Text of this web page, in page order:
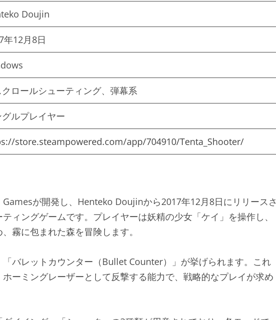
Doujin
年12月8日
ロールシューティング、弾幕系
グルプレイヤー
store.steampowered.com/app/704910/Tenta_Shooter/
Gamesが開発し、Henteko Doujinから2017年12月8日にリリースさ
ィングゲームです。プレイヤーは妖精の少女「ケイ」を操作し、
霧に包まれた森を冒険します。
バレットカウンター（Bullet Counter）」が挙げられます。これ
ーミングレーザーとして反撃する能力で、戦略的なプレイが求め